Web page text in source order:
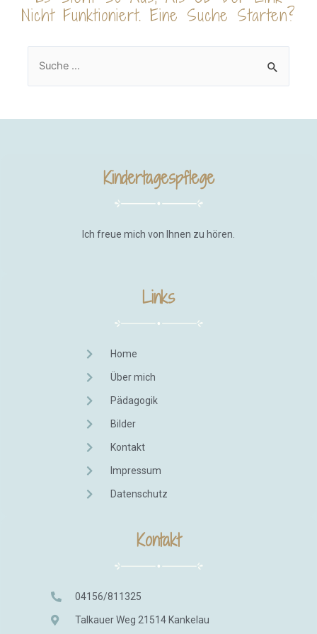
Nicht Funktioniert. Eine Suche Starten?
Kindertagespflege
Ich freue mich von Ihnen zu hören.
Links
Home
Über mich
Pädagogik
Bilder
Kontakt
Impressum
Datenschutz
Kontakt
04156/811325
Talkauer Weg 21514 Kankelau